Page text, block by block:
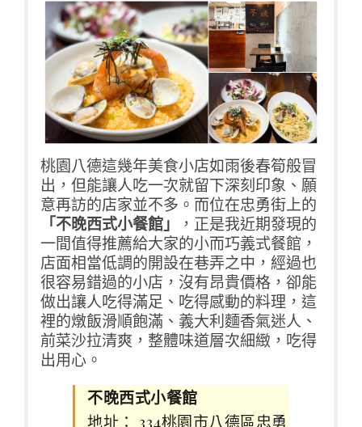
桃園八德這幾年美食小店如雨後春筍般冒
出，但能讓人吃一次就留下深刻印象、願
意再訪的店家並不多。而位在忠勇街上的
「不晚西式小餐館」
，正是我近期發現的
一間值得推薦給大家的小而巧義式餐館，
店面相當低調的開設在巷弄之中，經過也
很容易錯過的小店，沒有昂貴價格，卻能
做出讓人吃得滿足、吃得感動的料理，這
裡的燉飯滑順飽滿、義大利麵香氣迷人、
前菜沙拉清爽，整體味道層次細緻，吃得
出用心。
不晚西式小餐館
地址： 334桃園市八德區忠勇